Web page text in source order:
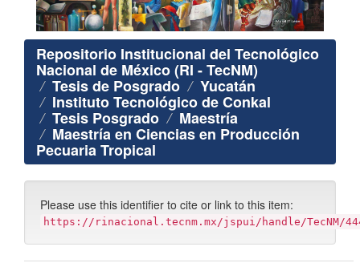
Repositorio Institucional del Tecnológico
Nacional de México (RI - TecNM)
Tesis de Posgrado Yucatán
Instituto Tecnológico de Conkal
Tesis Posgrado Maestría
Maestría en Ciencias en Producción
Pecuaria Tropical
Please use this identifier to cite or link to this item:
https://rinacional.tecnm.mx/jspui/handle/TecNM/